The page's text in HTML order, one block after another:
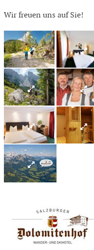
Wir freuen uns auf Sie!